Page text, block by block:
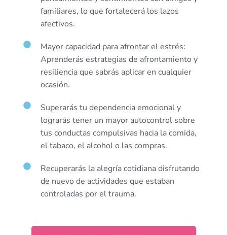
familiares, lo que fortalecerá los lazos
afectivos.
Mayor capacidad para afrontar el estrés:
Aprenderás estrategias de afrontamiento y
resiliencia que sabrás aplicar en cualquier
ocasión.
Superarás tu dependencia emocional y
lograrás tener un mayor autocontrol sobre
tus conductas compulsivas hacia la comida,
el tabaco, el alcohol o las compras.
Recuperarás la alegría cotidiana disfrutando
de nuevo de actividades que estaban
controladas por el trauma.